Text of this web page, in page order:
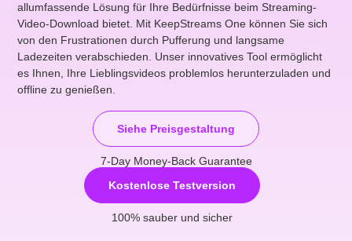
allumfassende Lösung für Ihre Bedürfnisse beim Streaming-
Video-Download bietet. Mit KeepStreams One können Sie sich
von den Frustrationen durch Pufferung und langsame
Ladezeiten verabschieden. Unser innovatives Tool ermöglicht
es Ihnen, Ihre Lieblingsvideos problemlos herunterzuladen und
offline zu genießen.
Kostenlose Testversion
100% sauber und sicher
Siehe Preisgestaltung
7-Day Money-Back Guarantee